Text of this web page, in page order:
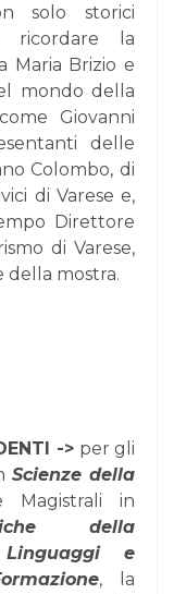
solo storici
ricordare la
Maria Brizio e
mondo della
Giovanni
delle
Colombo, di
di Varese e,
Direttore
di Varese,
mostra.
-> per gli
Scienze della
in
della
Linguaggi e
, la